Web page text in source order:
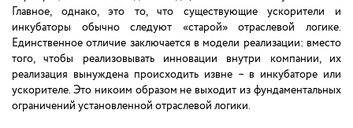
Главное, однако, это то, что существующие ускорители и
инкубаторы обычно следуют «старой» отраслевой логике.
Единственное отличие заключается в модели реализации: вместо
того, чтобы реализовывать инновации внутри компании, их
реализация вынуждена происходить извне – в инкубаторе или
ускорителе. Это никоим образом не выходит из фундаментальных
ограничений установленной отраслевой логики.